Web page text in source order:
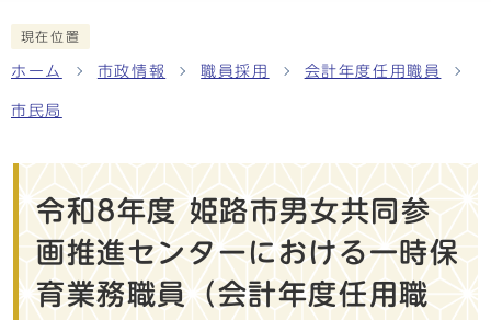
現在位置
ホーム 市政情報 職員採用 会計年度任用職員
市民局
令和8年度 姫路市男女共同参
画推進センターにおける一時保
育業務職員（会計年度任用職